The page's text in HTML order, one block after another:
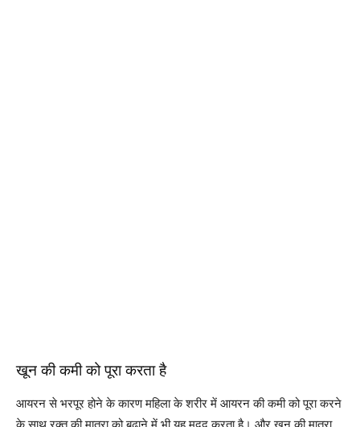
खून की कमी को पूरा करता है
आयरन से भरपूर होने के कारण महिला के शरीर में आयरन की कमी को पूरा करने